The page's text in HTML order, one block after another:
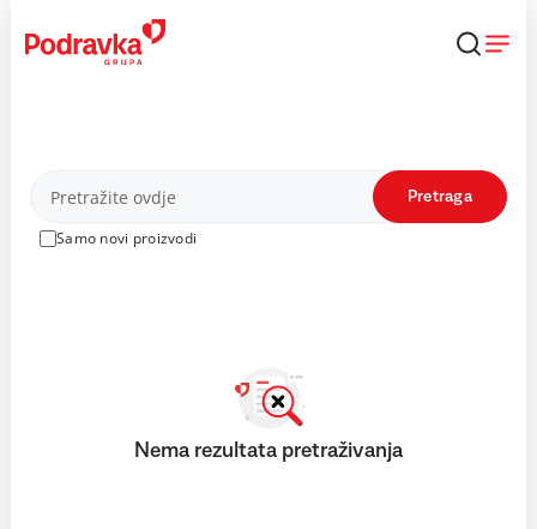
content
Proizvodi
Samo novi proizvodi
Pretraga
Nema rezultata pretraživanja